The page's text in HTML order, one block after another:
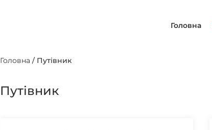
Головна
Головна / Путівник
Путівник